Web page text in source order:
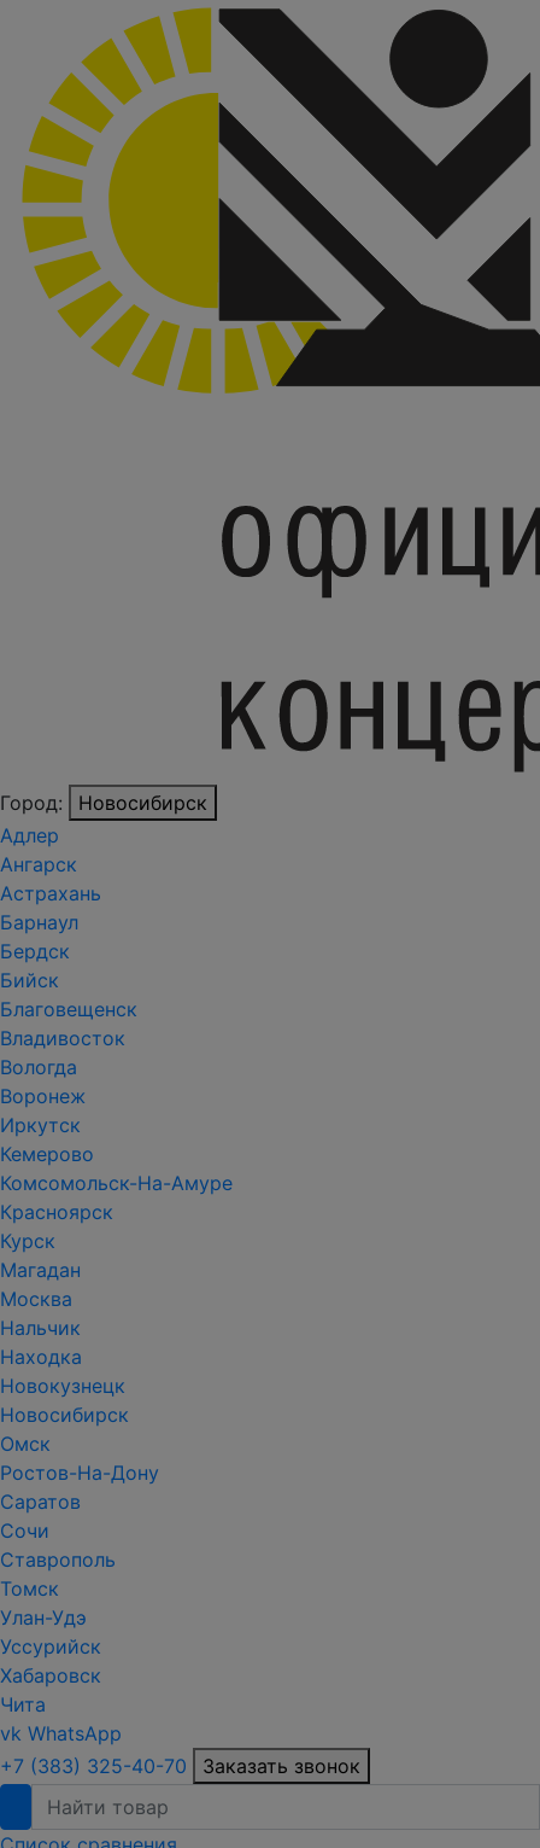
Город:
Новосибирск
Адлер
Ангарск
Астрахань
Барнаул
Бердск
Бийск
Благовещенск
Владивосток
Вологда
Воронеж
Иркутск
Кемерово
Комсомольск-На-Амуре
Красноярск
Курск
Магадан
Москва
Нальчик
Находка
Новокузнецк
Новосибирск
Омск
Ростов-На-Дону
Саратов
Сочи
Ставрополь
Томск
Улан-Удэ
Уссурийск
Хабаровск
Чита
vk WhatsApp
+7 (383) 325-40-70
Заказать звонок